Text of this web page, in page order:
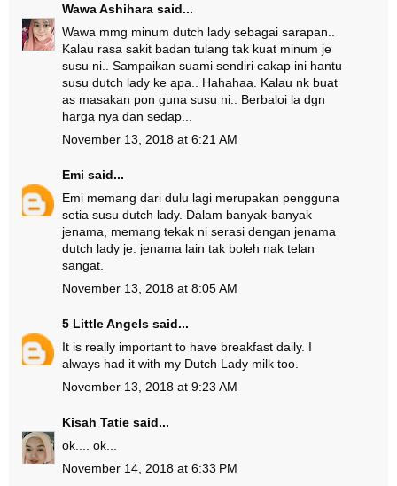
Wawa Ashihara said...
Wawa mmg minum dutch lady sebagai sarapan..
Kalau rasa sakit badan tulang tak kuat minum je
susu ni.. Sampaikan suami sendiri cakap ini hantu
susu dutch lady ke apa.. Hahahaa. Kalau nk buat
as masakan pon guna susu ni.. Berbaloi la dgn
harga nya dan sedap...
November 13, 2018 at 6:21 AM
Emi said...
Emi memang dari dulu lagi merupakan pengguna
setia susu dutch lady. Dalam banyak-banyak
jenama, memang tekak ni serasi dengan jenama
dutch lady je. jenama lain tak boleh nak telan
sangat.
November 13, 2018 at 8:05 AM
5 Little Angels said...
It is really important to have breakfast daily. I
always had it with my Dutch Lady milk too.
November 13, 2018 at 9:23 AM
Kisah Tatie said...
ok.... ok...
November 14, 2018 at 6:33 PM